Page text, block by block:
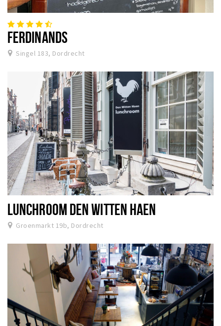
FERDINANDS
Singel 183, Dordrecht
LUNCHROOM DEN WITTEN HAEN
Groenmarkt 19b, Dordrecht